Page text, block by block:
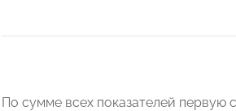
По сумме всех показателей первую